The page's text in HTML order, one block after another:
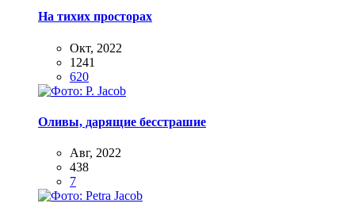
На тихих просторах
Окт, 2022
1241
620
Оливы, дарящие бесстрашие
Авг, 2022
438
7